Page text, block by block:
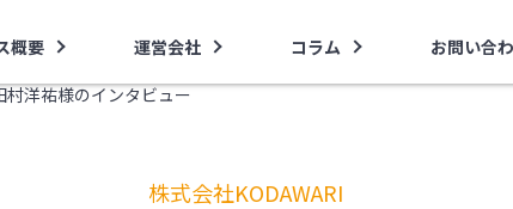
概要 運営会社 コラム お問い合
村洋祐様のインタビュー
株式会社KODAWARI